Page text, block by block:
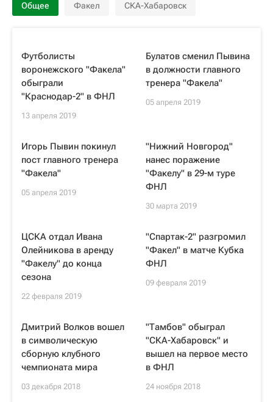
Общее Факел СКА-Хабаровск
Футболисты
воронежского "Факела"
обыграли
"Краснодар-2" в ФНЛ
13 апреля 2019
Булатов сменил Пывина
в должности главного
тренера "Факела"
05 апреля 2019
Игорь Пывин покинул
пост главного тренера
"Факела"
05 апреля 2019
"Нижний Новгород"
нанес поражение
"Факелу" в 29-м туре
ФНЛ
30 марта 2019
ЦСКА отдал Ивана
Олейникова в аренду
"Факелу" до конца
сезона
22 февраля 2019
"Спартак-2" разгромил
"Факел" в матче Кубка
ФНЛ
09 февраля 2019
Дмитрий Волков вошел
в символическую
сборную клубного
чемпионата мира
03 декабря 2018
"Тамбов" обыграл
"СКА-Хабаровск" и
вышел на первое место
в ФНЛ
24 ноября 2018